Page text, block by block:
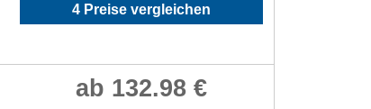
4 Preise vergleichen
ab 132.98 €